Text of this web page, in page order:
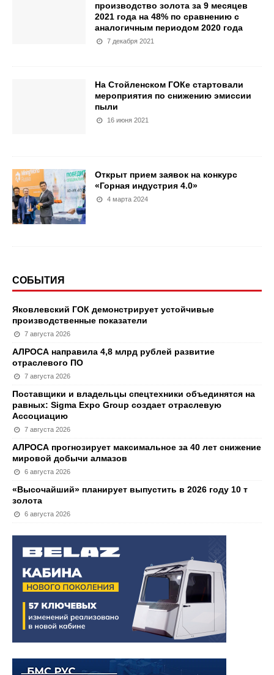
производство золота за 9 месяцев
2021 года на 48% по сравнению с
аналогичным периодом 2020 года
7 декабря 2021
На Стойленском ГОКе стартовали
мероприятия по снижению эмиссии
пыли
16 июня 2021
Открыт прием заявок на конкурс
«Горная индустрия 4.0»
4 марта 2024
СОБЫТИЯ
Яковлевский ГОК демонстрирует устойчивые
производственные показатели
7 августа 2026
АЛРОСА направила 4,8 млрд рублей развитие
отраслевого ПО
7 августа 2026
Поставщики и владельцы спецтехники объединятся на
равных: Sigma Expo Group создает отраслевую
Ассоциацию
7 августа 2026
АЛРОСА прогнозирует максимальное за 40 лет снижение
мировой добычи алмазов
6 августа 2026
«Высочайший» планирует выпустить в 2026 году 10 т
золота
6 августа 2026